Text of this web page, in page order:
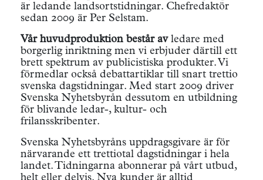
är ledande landsortstidningar. Chefredaktör
sedan 2009 är Per Selstam.
Vår huvudproduktion består avledare med
borgerlig inriktning men vi erbjuder därtill ett
brett spektrum av publicistiska produkter. Vi
förmedlar också debattartiklar till snart trettio
svenska dagstidningar. Med start 2009 driver
Svenska Nyhetsbyrån dessutom en utbildning
för blivande ledar-, kultur- och
frilansskribenter.
Svenska Nyhetsbyråns uppdragsgivare är för
närvarande ett trettiotal dagstidningar i hela
landet. Tidningarna abonnerar på vårt utbud,
helt eller delvis. Nya kunder är alltid